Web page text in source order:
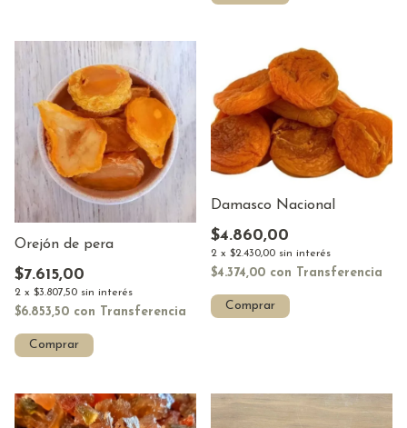
Orejón de pera
$7.615,00
2 x $3.807,50 sin interés
$6.853,50 con Transferencia
Comprar
Damasco Nacional
$4.860,00
2 x $2.430,00 sin interés
$4.374,00 con Transferencia
Comprar